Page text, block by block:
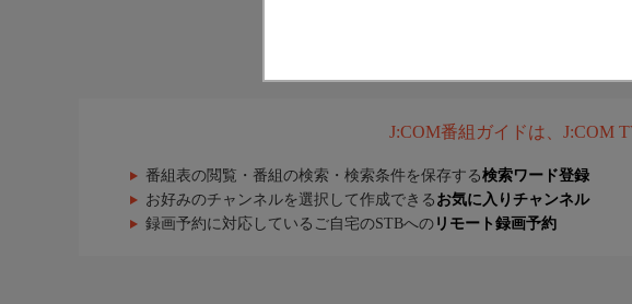
J:COM番組ガイドは、J:COM
番組表の閲覧・番組の検索・検索条件を保存する検索ワード登録
お好みのチャンネルを選択して作成できる お気に入りチャンネル
録画予約に対応しているご自宅のSTBへの リモート録画予約